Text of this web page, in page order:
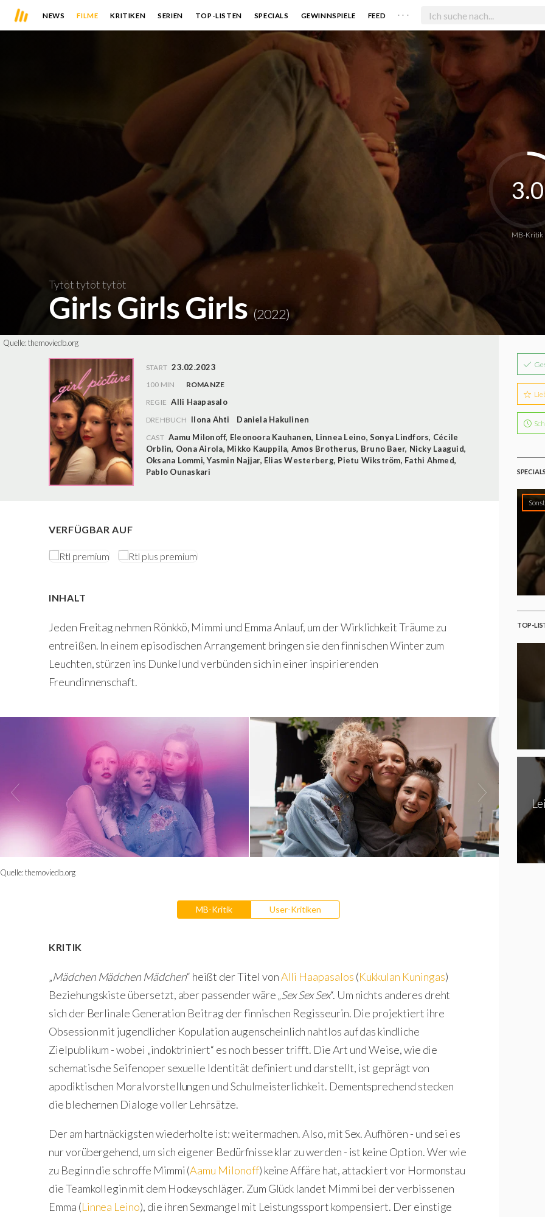
NEWS FILME KRITIKEN SERIEN TOP-LISTEN SPECIALS GEWINNSPIELE FEED . . .
Tytöt tytöt tytöt
Girls Girls Girls(2022)
MB-Kritik
3.0
Quelle:themoviedb.org
START 23.02.2023
100 MIN
ROMANZE
REGIE Alli Haapasalo
DREHBUCH Ilona Ahti Daniela Hakulinen
CAST Aamu Milonoff, Eleonoora Kauhanen, Linnea Leino,Sonya Lindfors, Cécile
Orblin, Oona Airola, Mikko Kauppila, Amos Brotherus, Bruno Baer, Nicky Laaguid,
Oksana Lommi,Yasmin Najjar, Elias Westerberg, Pietu Wikström, Fathi Ahmed,
Pablo Ounaskari
VERFÜGBAR AUF
INHALT
Jeden Freitag nehmen Rönkkö, Mimmi und Emma Anlauf, um der Wirklichkeit Träume zu
entreißen. In einem episodischen Arrangement bringen sie den finnischen Winter zum
Leuchten, stürzen ins Dunkel und verbünden sich in einer inspirierenden
Freundinnenschaft.
Quelle:themoviedb.org
MB-Kritik User-Kritiken
KRITIK
„Mädchen Mädchen Mädchen“ heißt der Titel vonAlli Haapasalos (Kukkulan Kuningas)
Beziehungskiste übersetzt, aber passender wäre „Sex Sex Sex“. Um nichts anderes dreht
sich der Berlinale Generation Beitrag der finnischen Regisseurin. Die projektiert ihre
Obsession mit jugendlicher Kopulation augenscheinlich nahtlos auf das kindliche
Zielpublikum - wobei „indoktriniert“ es noch besser trifft. Die Art und Weise, wie die
schematische Seifenoper sexuelle Identität definiert und darstellt, ist geprägt von
apodiktischen Moralvorstellungen und Schulmeisterlichkeit. Dementsprechend stecken
die blechernen Dialoge voller Lehrsätze.
Der am hartnäckigsten wiederholte ist: weitermachen. Also, mit Sex. Aufhören - und sei es
nur vorübergehend, um sich eigener Bedürfnisse klar zu werden - ist keine Option. Wer wie
zu Beginn die schroffe Mimmi (Aamu Milonoff) keine Affäre hat, attackiert vor Hormonstau
die Teamkollegin mit dem Hockeyschläger. Zum Glück landet Mimmi bei der verbissenen
Emma (Linnea Leino), die ihren Sexmangel mit Leistungssport kompensiert. Der einstige
TOP-